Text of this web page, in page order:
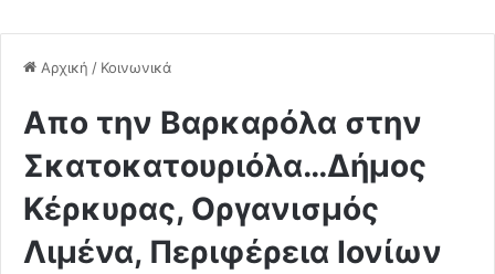
Αρχική / Κοινωνικά
Απο την Βαρκαρόλα στην
Σκατοκατουριόλα…Δήμος
Κέρκυρας, Οργανισμός
Λιμένα, Περιφέρεια Ιονίων